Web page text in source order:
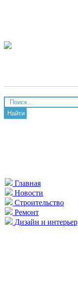
Найти
Главная
Новости
Строительство
Ремонт
Дизайн и интерьер